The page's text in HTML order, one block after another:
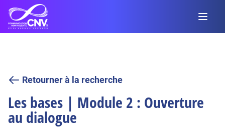
Retourner à la recherche
Les bases | Module 2 : Ouverture
au dialogue